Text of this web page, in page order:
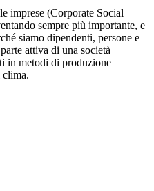
imprese (Corporate Social
sempre più importante, e
siamo dipendenti, persone e
attiva di una società
in metodi di produzione
clima.